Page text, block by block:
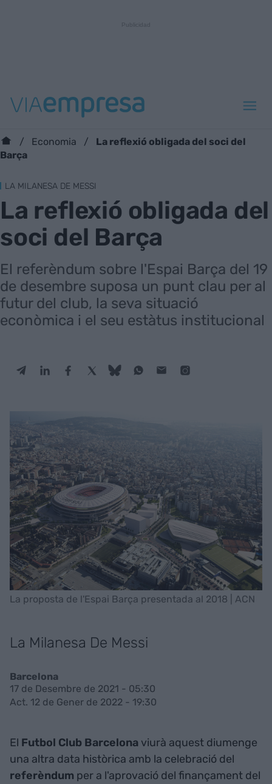
Economia
La reflexió obligada del soci del
Barça
LA MILANESA DE MESSI
La reflexió obligada del
soci del Barça
El referèndum sobre l'Espai Barça del 19
de desembre suposa un punt clau per al
futur del club, la seva situació
econòmica i el seu estàtus institucional
La proposta de l'Espai Barça presentada al 2018 | ACN
La Milanesa De Messi
Barcelona
17 de Desembre de 2021 - 05:30
Act. 12 de Gener de 2022 - 19:30
El Futbol Club Barcelona viurà aquest diumenge
una altra data històrica amb la celebració del
referèndum per a l'aprovació del finançament del